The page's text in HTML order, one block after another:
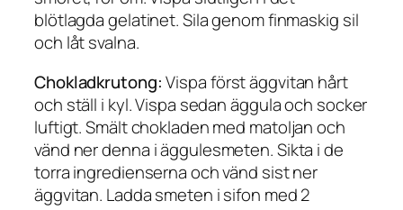
blötlagda gelatinet. Sila genom finmaskig sil
och låt svalna.
Chokladkrutong:Vispa först äggvitan hårt
och ställ i kyl. Vispa sedan äggula och socker
luftigt. Smält chokladen med matoljan och
vänd ner denna i äggulesmeten. Sikta i de
torra ingredienserna och vänd sist ner
äggvitan. Ladda smeten i sifon med 2